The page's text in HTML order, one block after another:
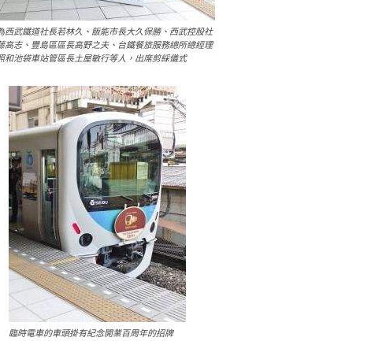
西武鐵道社長若林久、飯能市長大久保勝、西武控股社
高志、豐島區區長高野之夫、台鐵餐旅服務總所總經理
和池袋車站管區長土屋敏行等人，出席剪綵儀式
臨時電車的車頭掛有紀念開業百周年的招牌